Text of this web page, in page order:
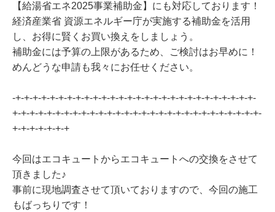
【給湯省エネ2025事業補助金】にも対応しております！
経済産業省 資源エネルギー庁が実施する補助金を活用
し、お得に賢くお買い換えをしましょう。
補助金には予算の上限があるため、ご検討はお早めに！
めんどうな申請も我々にお任せください。
-+-+-+-+-+-+-+-+-+-+-+-+-+-+-+-+-+-+-+-+-+-+-+-+-+-+-+-+-
+-+-+-+-+-+-+-+-+-+-+-+-+-+-+-+-+-+-+-+-+-+-+-+-+-+-+-+-+-
+-+-+-+-+-+-+
今回はエコキュートからエコキュートへの交換をさせて
頂きました♪
事前に現地調査させて頂いておりますので、今回の施工
もばっちりです！